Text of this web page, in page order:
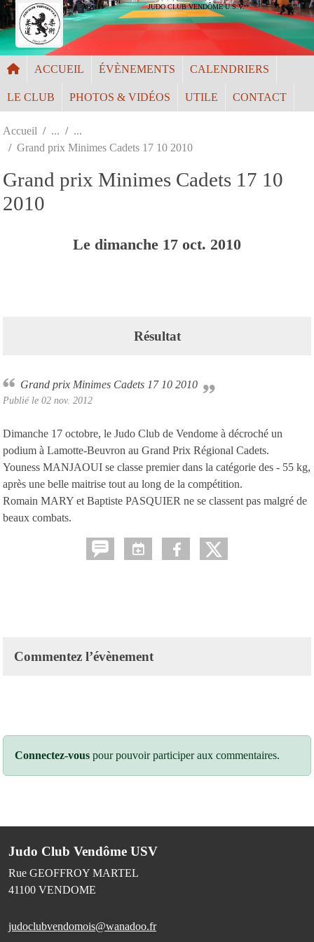
JUDO CLUB VENDÔME U.S.V.
ACCUEIL ÉVÈNEMENTS CALENDRIERS
LE CLUB PHOTOS & VIDÉOS UTILE CONTACT
Accueil
Grand prix Minimes Cadets 17 10 2010
Grand prix Minimes Cadets 17 10
2010
Le dimanche 17 oct. 2010
Résultat
Grand prix Minimes Cadets 17 10 2010
Publié le 02 nov. 2012
Dimanche 17 octobre, le Judo Club de Vendome à décroché un
podium à Lamotte-Beuvron au Grand Prix Régional Cadets.
Youness MANJAOUI se classe premier dans la catégorie des - 55 kg,
après une belle maitrise tout au long de la compétition.
Romain MARY et Baptiste PASQUIER ne se classent pas malgré de
beaux combats.
Commentez l’évènement
Connectez-vous pour pouvoir participer aux commentaires.
Judo Club Vendôme USV
Rue GEOFFROY MARTEL
41100 VENDOME
judoclubvendomois@wanadoo.fr
Panneau de gestion des cookies